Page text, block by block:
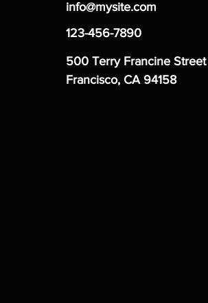
info@mysite.com
123-456-7890
500 Terry Francine Street
Francisco, CA 94158